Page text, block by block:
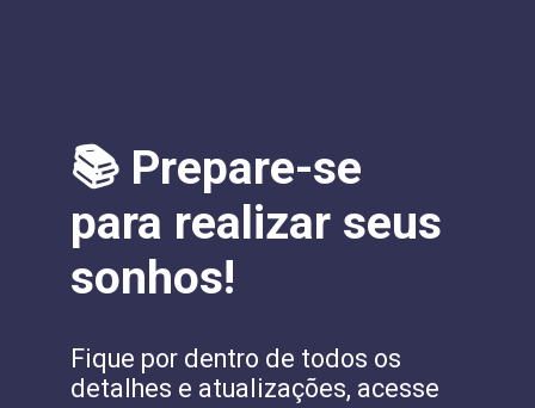
📚 Prepare-se
para realizar seus
sonhos!
Fique por dentro de todos os
detalhes e atualizações, acesse